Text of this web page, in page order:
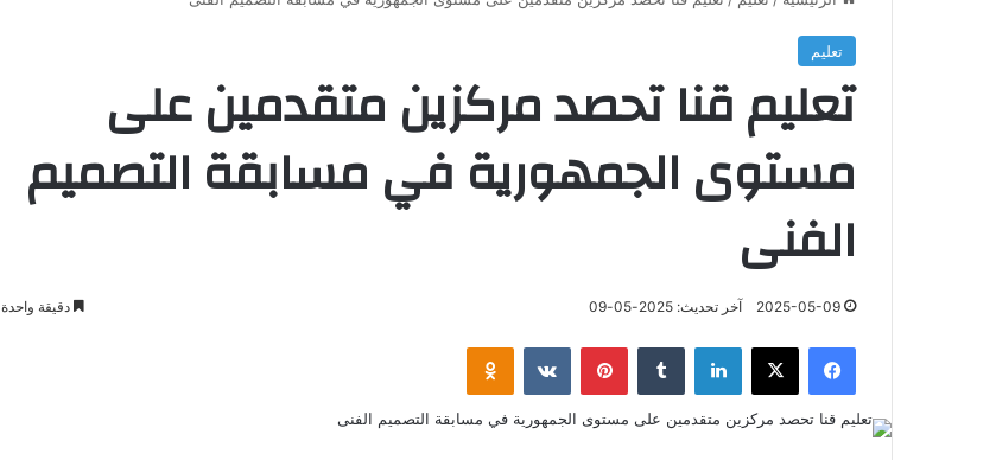
تعليم
تعليم قنا تحصد مركزين متقدمين على
مستوى الجمهورية في مسابقة التصميم
الفنى
2025-05-09 آخر تحديث: 2025-05-09 دقيقة واحدة
فيسبوك لينكدإن بينتيريست